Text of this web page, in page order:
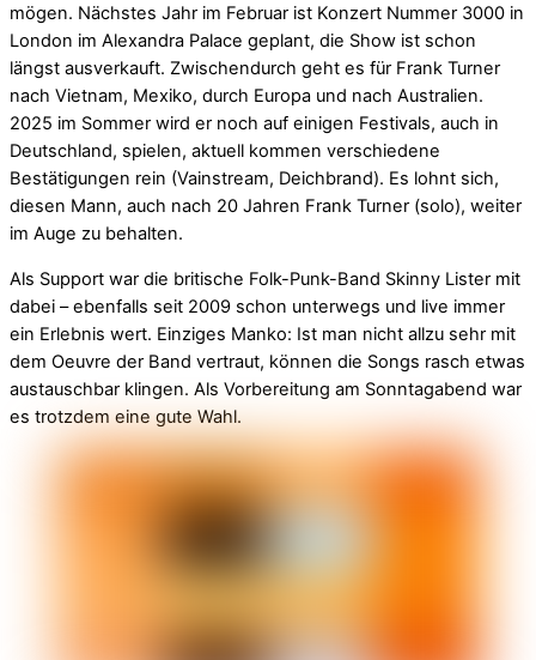
mögen. Nächstes Jahr im Februar ist Konzert Nummer 3000 in
London im Alexandra Palace geplant, die Show ist schon
längst ausverkauft. Zwischendurch geht es für Frank Turner
nach Vietnam, Mexiko, durch Europa und nach Australien.
2025 im Sommer wird er noch auf einigen Festivals, auch in
Deutschland, spielen, aktuell kommen verschiedene
Bestätigungen rein (Vainstream, Deichbrand). Es lohnt sich,
diesen Mann, auch nach 20 Jahren Frank Turner (solo), weiter
im Auge zu behalten.
Als Support war die britische Folk-Punk-Band Skinny Lister mit
dabei – ebenfalls seit 2009 schon unterwegs und live immer
ein Erlebnis wert. Einziges Manko: Ist man nicht allzu sehr mit
dem Oeuvre der Band vertraut, können die Songs rasch etwas
austauschbar klingen. Als Vorbereitung am Sonntagabend war
es trotzdem eine gute Wahl.